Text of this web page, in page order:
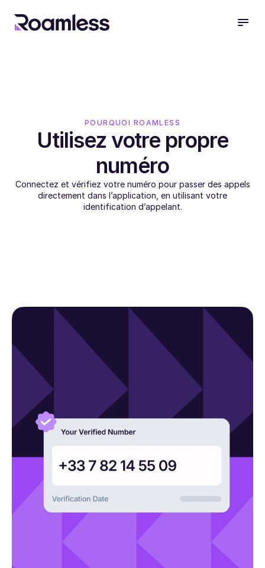
POURQUOI ROAMLESS
Utilisez votre propre
numéro
Connectez et vérifiez votre numéro pour passer des appels
directement dans l’application, en utilisant votre
identification d’appelant.